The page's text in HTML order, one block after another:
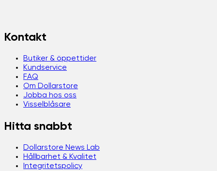
Kontakt
Butiker & öppettider
Kundservice
FAQ
Om Dollarstore
Jobba hos oss
Visselblåsare
Hitta snabbt
Dollarstore News Lab
Hållbarhet & Kvalitet
Integritetspolicy